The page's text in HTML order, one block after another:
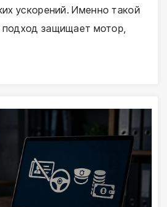
ускорений. Именно такой
защищает мотор,